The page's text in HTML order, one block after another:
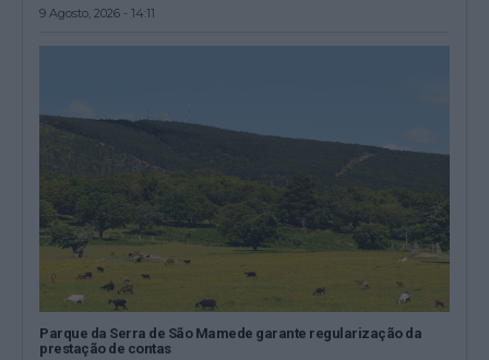
9 Agosto, 2026 - 14:11
Parque da Serra de São Mamede garante regularização da
prestação de contas